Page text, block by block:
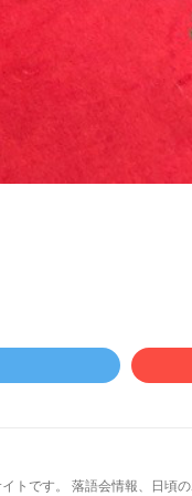
です。 落語会情報、日頃